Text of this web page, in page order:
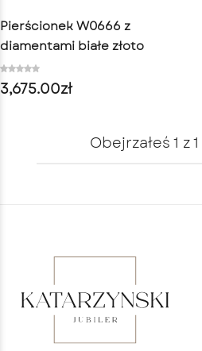
Pierścionek W0666 z
diamentami białe złoto
3,675.00zł
Obejrzałeś1 z1